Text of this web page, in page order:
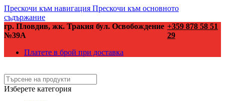
Прескочи към навигация Прескочи към основното
съдържание
гр. Пловдив, жк. Тракия бул. Освобождение
№39А
+359 878 58 51
29
Платете в брой при доставка
Изберете категория